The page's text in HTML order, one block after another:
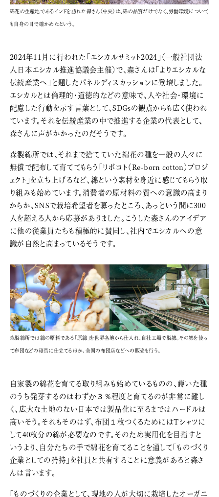
綿花の生産地であるインドを訪れた森さん（中央）は、綿の品質だけでなく、労働環境について
も自身の目で確かめたという。
2024年11月に行われた「エシカルサミット2024」（一般社団法
人日本エシカル推進協議会主催）で、森さんは「よりエシカルな
伝統産業へ」と題したパネルディスカッションに登壇しました。
エシカルとは倫理的・道徳的などの意味で、人や社会・環境に
配慮した行動を示す言葉として、SDGsの観点からも広く使われ
ています。それを伝統産業の中で推進する企業の代表として、
森さんに声がかかったのだそうです。
森製綿所では、それまで捨てていた綿花の種を一般の人々に
無償で配布して育ててもらう「リボコト（Re-born cotton）プロジ
ェクト」を立ち上げるなど、綿という素材を身近に感じてもらう取
り組みも始めています。消費者の原材料の質への意識の高まり
からか、SNSで栽培希望者を募ったところ、あっという間に300
人を超える人から応募がありました。こうした森さんのアイデア
に他の従業員たちも積極的に賛同し、社内でエシカルへの意
識が自然と高まっているそうです。
森製綿所では綿の原料である「原綿」を世界各地から仕入れ、自社工場で製綿。その綿を使っ
て布団などの寝具に仕立てるほか、全国の布団店などへの販売も行う。
自家製の綿花を育てる取り組みも始めているものの、蒔いた種
のうち発芽するのはわずか３％程度と育てるのが非常に難し
く、広大な土地のない日本では製品化に至るまではハードルは
高いそう。それもそのはず、布団１枚つくるためにはＴシャツに
して40枚分の綿が必要なのです。そのため実用化を目指すと
いうより、自分たちの手で綿花を育てることを通して「ものづくり
企業としての矜持」を社員と共有することに意義があると森さ
んは言います。
「ものづくりの企業として、現地の人が大切に栽培したオーガニ